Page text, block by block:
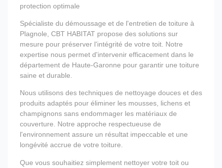
protection optimale
Spécialiste du démoussage et de l'entretien de toiture à
Plagnole, CBT HABITAT propose des solutions sur
mesure pour préserver l'intégrité de votre toit. Notre
expertise nous permet d'intervenir efficacement dans le
département de Haute-Garonne pour garantir une toiture
saine et durable.
Nous utilisons des techniques de nettoyage douces et des
produits adaptés pour éliminer les mousses, lichens et
champignons sans endommager les matériaux de
couverture. Notre approche respectueuse de
l'environnement assure un résultat impeccable et une
longévité accrue de votre toiture.
Que vous souhaitiez simplement nettoyer votre toit ou